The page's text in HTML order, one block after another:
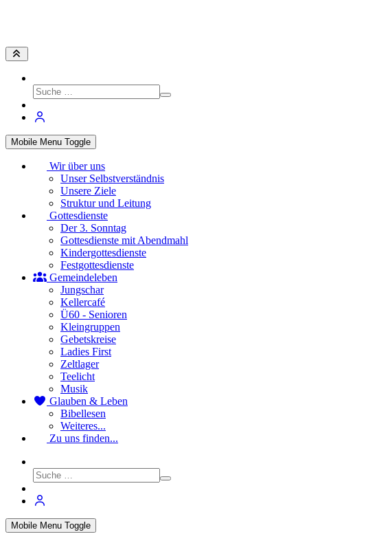
Mobile Menu Toggle
Wir über uns
Unser Selbstverständnis
Unsere Ziele
Struktur und Leitung
Gottesdienste
Der 3. Sonntag
Gottesdienste mit Abendmahl
Kindergottesdienste
Festgottesdienste
Gemeindeleben
Jungschar
Kellercafé
Ü60 - Senioren
Kleingruppen
Gebetskreise
Ladies First
Zeltlager
Teelicht
Musik
Glauben & Leben
Bibellesen
Weiteres...
Zu uns finden...
Mobile Menu Toggle